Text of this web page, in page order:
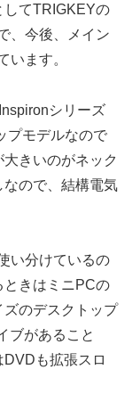
してTRIGKEYの
、今後、メイン
います。
シリーズ
プモデルなので
きいのがネック
ので、結構電気
い分けているの
ときはミニPCの
のデスクトップ
ブがあること
も拡張スロ